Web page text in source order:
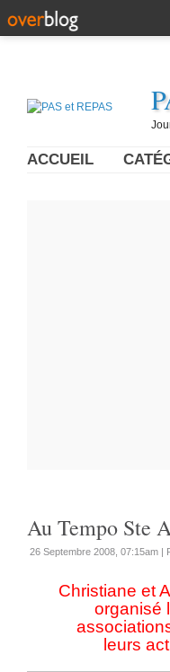
ACCUEIL
Au Tempo Ste
26 Septembre 2008, 07:15am |
Christiane et
organisé la
associations
leurs